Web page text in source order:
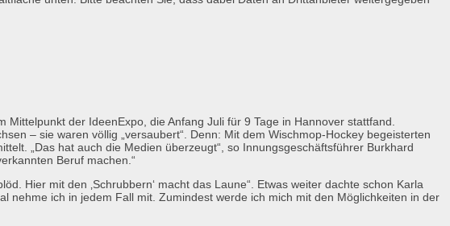
der IdeenExpo, die Anfang Juli für 9 Tage in Hannover stattfand.
– sie waren völlig „versaubert“. Denn: Mit dem Wischmop-Hockey begeisterten
„Das hat auch die Medien überzeugt“, so Innungsgeschäftsführer Burkhard
Beruf machen.“
Hier mit den ‚Schrubbern‘ macht das Laune“. Etwas weiter dachte schon Karla
nehme ich in jedem Fall mit. Zumindest werde ich mich mit den Möglichkeiten in der